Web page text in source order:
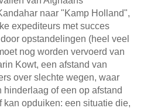
naar "Kamp Holland",
expediteurs met succes
opstandelingen (heel veel
nog worden vervoerd van
Kowt, een afstand van
over slechte wegen, waar
hinderlaag of een op afstand
kan opduiken: een situatie die,